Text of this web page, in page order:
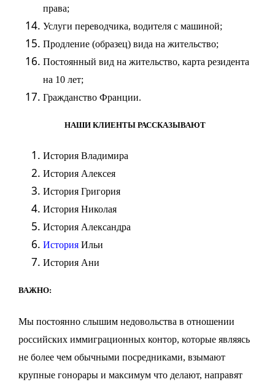
права;
Услуги переводчика, водителя с машиной;
Продление (образец) вида на жительство;
Постоянный вид на жительство, карта резидента
на 10 лет;
Гражданство Франции.
НАШИ КЛИЕНТЫ РАССКАЗЫВАЮТ
История Владимира
История Алексея
История Григория
История Николая
История Александра
История Ильи
История Ани
ВАЖНО:
Мы постоянно слышим недовольства в отношении
российских иммиграционных контор, которые являясь
не более чем обычными посредниками, взымают
крупные гонорары и максимум что делают, направят